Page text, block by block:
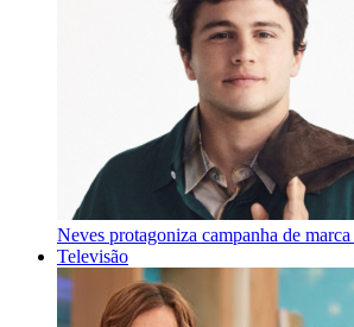
Neves protagoniza campanha de
Televisão